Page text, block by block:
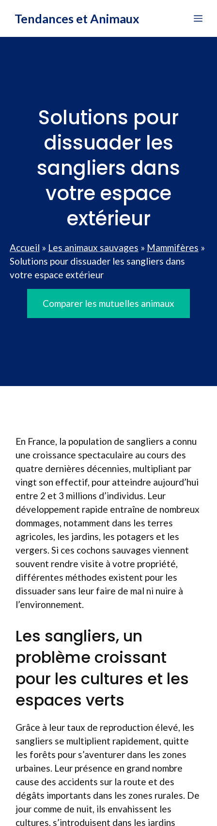
Tendances et Animaux
Solutions pour
dissuader les
sangliers dans
votre espace
extérieur
Accueil » Les animaux sauvages » Mammifères »
Solutions pour dissuader les sangliers dans
votre espace extérieur
Comparer les mutuelles animaux
En France, la population de sangliers a connu
une croissance spectaculaire au cours des
quatre dernières décennies, multipliant par
vingt son effectif, pour atteindre aujourd’hui
entre 2 et 3 millions d’individus. Leur
développement rapide entraîne de nombreux
dommages, notamment dans les terres
agricoles, les jardins, les potagers et les
vergers. Si ces cochons sauvages viennent
souvent rendre visite à votre propriété,
différentes méthodes existent pour les
dissuader sans leur faire de mal ni nuire à
l’environnement.
Les sangliers, un
problème croissant
pour les cultures et les
espaces verts
Grâce à leur taux de reproduction élevé, les
sangliers se multiplient rapidement, quitte
les forêts pour s’aventurer dans les zones
urbaines. Leur présence en grand nombre
cause des accidents sur la route et des
dégâts importants dans les zones rurales. De
jour comme de nuit, ils envahissent les
cultures, s’introduisent dans les jardins